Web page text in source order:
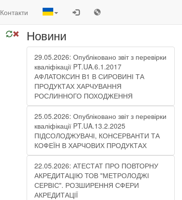
Контакти
Новини
29.05.2026: Опубліковано звіт з перевірки
кваліфікації PT.UA.6.1.2017
АФЛАТОКСИН В1 В СИРОВИНІ ТА
ПРОДУКТАХ ХАРЧУВАННЯ
РОСЛИННОГО ПОХОДЖЕННЯ
25.05.2026: Опубліковано звіт з перевірки
кваліфікації PT.UA.13.2.2025
ПІДСОЛОДЖУВАЧІ, КОНСЕРВАНТИ ТА
КОФЕЇН В ХАРЧОВИХ ПРОДУКТАХ
22.05.2026: АТЕСТАТ ПРО ПОВТОРНУ
АКРЕДИТАЦІЮ ТОВ "МЕТРОЛОДЖІ
СЕРВІС". РОЗШИРЕННЯ СФЕРИ
АКРЕДИТАЦІЇ